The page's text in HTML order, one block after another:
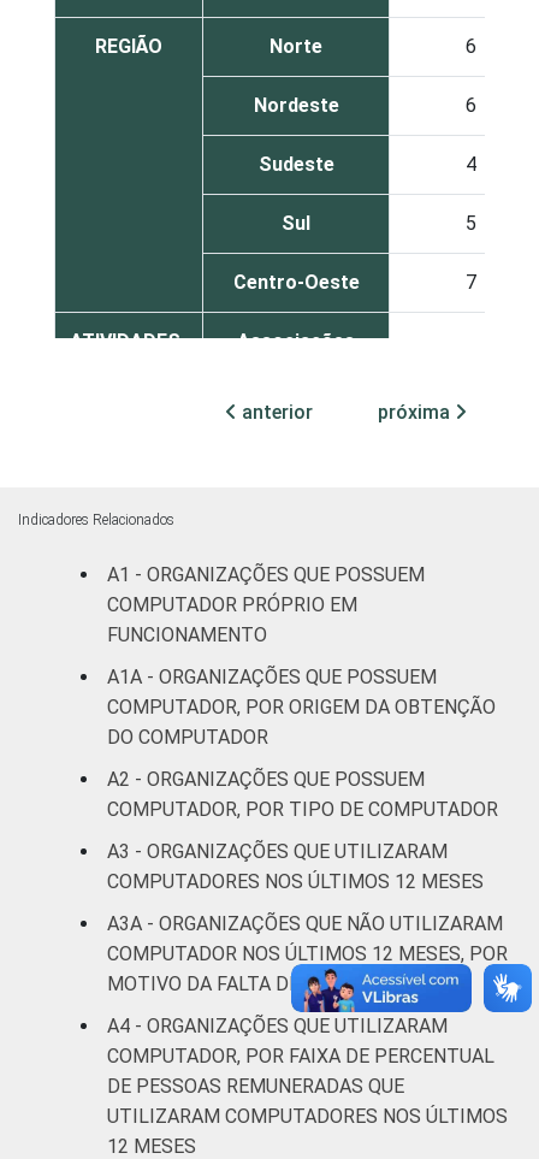
REGIÃO Norte 6
Nordeste 6
Sudeste 4
Sul 5
Centro-Oeste 7
ATIVIDADES-
Associações
profissionais e
Educação e
pesquisa
Desenvolvimento
e defesa de
direitos
8
Religião
Saúde e
assistência
social
Outros 0
Fonte: CGI.br/NIC.br, Centro Regional de
Estudos para o Desenvolvimento da
Sociedade da Informação (Cetic.br),
Pesquisa sobre o uso das Tecnologias de
Informação e Comunicação nas organizações
anterior próxima
Indicadores Relacionados
A1 - ORGANIZAÇÕES QUE POSSUEM
COMPUTADOR PRÓPRIO EM
FUNCIONAMENTO
A1A - ORGANIZAÇÕES QUE POSSUEM
COMPUTADOR, POR ORIGEM DA OBTENÇÃO
DO COMPUTADOR
A2 - ORGANIZAÇÕES QUE POSSUEM
COMPUTADOR, POR TIPO DE COMPUTADOR
A3 - ORGANIZAÇÕES QUE UTILIZARAM
COMPUTADORES NOS ÚLTIMOS 12 MESES
A3A - ORGANIZAÇÕES QUE NÃO UTILIZARAM
COMPUTADOR NOS ÚLTIMOS 12 MESES, POR
MOTIVO DA FALTA DE USO
A4 - ORGANIZAÇÕES QUE UTILIZARAM
COMPUTADOR, POR FAIXA DE PERCENTUAL
DE PESSOAS REMUNERADAS QUE
UTILIZARAM COMPUTADORES NOS ÚLTIMOS
12 MESES